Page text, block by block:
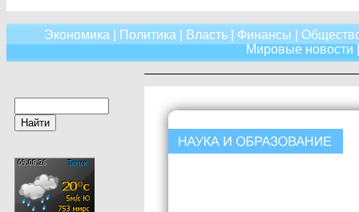
Экономика Политика Власть Финансы
Мировые новости